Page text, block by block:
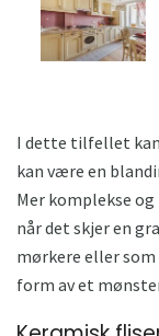
I dette tilfellet kan
kan være en
Mer komplekse
når det skjer en
mørkere eller
form av et